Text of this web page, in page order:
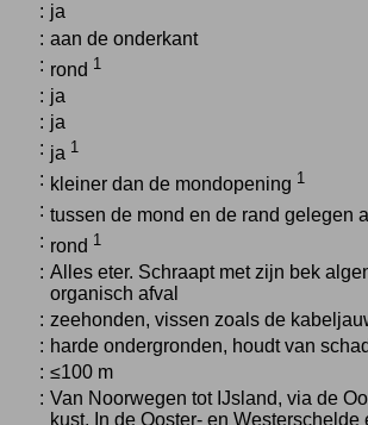
: ja
: aan de onderkant
: rond 1
: ja
: ja
: ja 1
: kleiner dan de mondopening 1
: tussen de mond en de rand gelegen
: rond 1
: Alles eter. Schraapt met zijn bek
organisch afval
: zeehonden, vissen zoals de
: harde ondergronden, houdt van
: ≤100 m
: Van Noorwegen tot IJsland, via de
kust. In de Ooster- en